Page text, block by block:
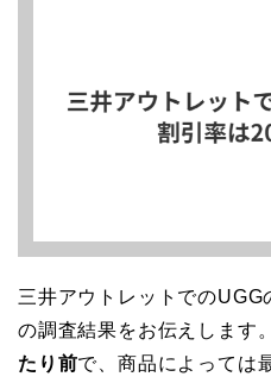
三井アウトレットでの
の調査結果をお伝えします
たり前で、商品によっては